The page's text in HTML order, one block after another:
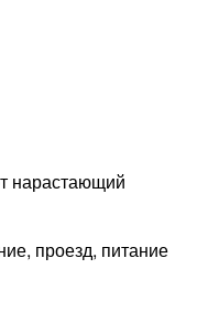
нарастающий
проезд, питание